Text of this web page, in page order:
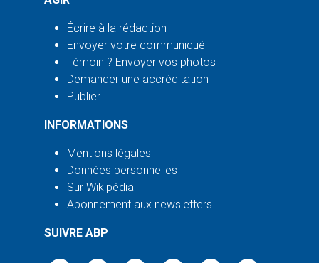
Écrire à la rédaction
Envoyer votre communiqué
Témoin ? Envoyer vos photos
Demander une accréditation
Publier
INFORMATIONS
Mentions légales
Données personnelles
Sur Wikipédia
Abonnement aux newsletters
SUIVRE ABP